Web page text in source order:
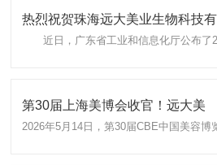
热烈祝贺珠海远大美业生物科技有
近日，广东省工业和信息化厅公布了
第30届上海美博会收官！远大美
2026年5月14日，第30届CBE中国美容博